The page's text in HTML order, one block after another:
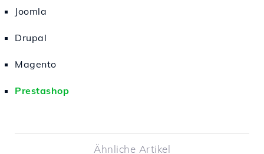
Joomla
Drupal
Magento
Prestashop
Ähnliche Artikel